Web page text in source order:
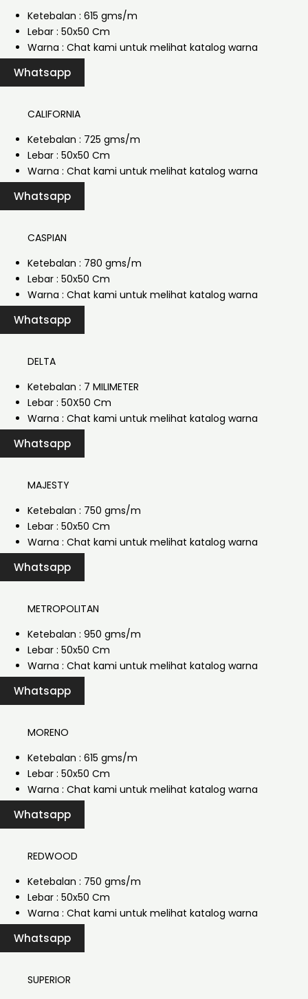
Ketebalan : 615 gms/m
Lebar : 50x50 Cm
Warna : Chat kami untuk melihat katalog warna
Whatsapp
CALIFORNIA
Ketebalan : 725 gms/m
Lebar : 50x50 Cm
Warna : Chat kami untuk melihat katalog warna
Whatsapp
CASPIAN
Ketebalan : 780 gms/m
Lebar : 50x50 Cm
Warna : Chat kami untuk melihat katalog warna
Whatsapp
DELTA
Ketebalan : 7 MILIMETER
Lebar : 50X50 Cm
Warna : Chat kami untuk melihat katalog warna
Whatsapp
MAJESTY
Ketebalan : 750 gms/m
Lebar : 50x50 Cm
Warna : Chat kami untuk melihat katalog warna
Whatsapp
METROPOLITAN
Ketebalan : 950 gms/m
Lebar : 50x50 Cm
Warna : Chat kami untuk melihat katalog warna
Whatsapp
MORENO
Ketebalan : 615 gms/m
Lebar : 50x50 Cm
Warna : Chat kami untuk melihat katalog warna
Whatsapp
REDWOOD
Ketebalan : 750 gms/m
Lebar : 50x50 Cm
Warna : Chat kami untuk melihat katalog warna
Whatsapp
SUPERIOR